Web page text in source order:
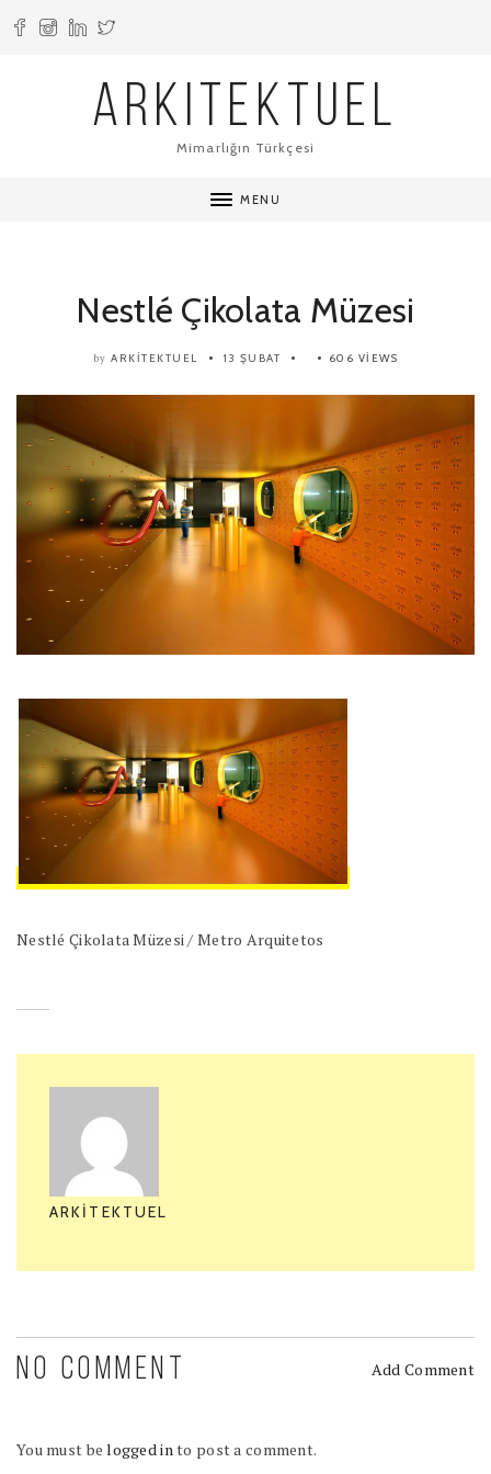
ARKITEKTUEL
Mimarlığın Türkçesi
MENU
Nestlé Çikolata Müzesi
by ARKITEKTUEL 13 ŞUBAT 606 VIEWS
Nestlé Çikolata Müzesi / Metro Arquitetos
ARKITEKTUEL
NO COMMENT Add Comment
You must belogged into post a comment.